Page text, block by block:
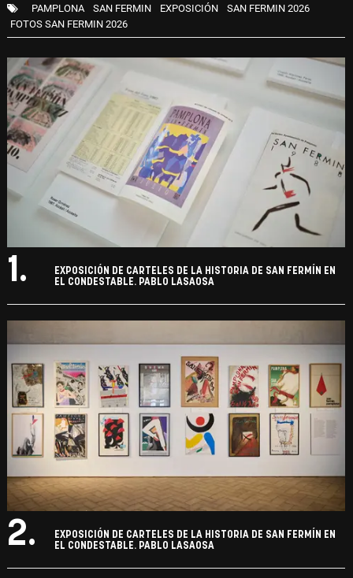
PAMPLONA SAN FERMIN EXPOSICIÓN
SAN FERMIN 2026
FOTOS SAN FERMIN 2026
1.
EXPOSICIÓN DE CARTELES DE LA HISTORIA DE SAN FERMÍN EN
EL CONDESTABLE. PABLO LASAOSA
2.
EXPOSICIÓN DE CARTELES DE LA HISTORIA DE SAN FERMÍN EN
EL CONDESTABLE. PABLO LASAOSA